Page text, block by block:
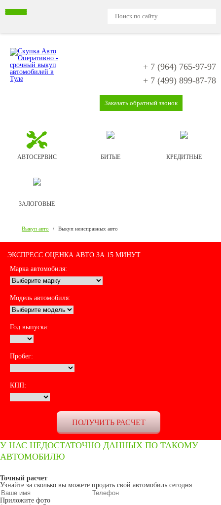
+ 7 (964) 765-97-97
+ 7 (499) 899-87-78
Заказать обратный звонок
АВТОСЕРВИС БИТЫЕ КРЕДИТНЫЕ
ЗАЛОГОВЫЕ
Выкуп авто / Выкуп неисправных авто
ЭКСПРЕСС ОЦЕНКА АВТО ЗА 15 МИНУТ
Марка автомобиля:
Модель автомобиля:
Год выпуска:
Пробег:
КПП:
У НАС НЕДОСТАТОЧНО ДАННЫХ ПО ТАКОМУ
АВТОМОБИЛЮ
Точный расчет
Узнайте за сколько вы можете продать свой автомобиль сегодня
Приложите фото